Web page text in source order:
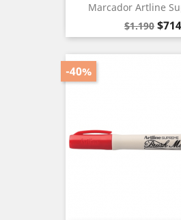
Marcador Artline
Precio
base
$1.190 $714
-40%